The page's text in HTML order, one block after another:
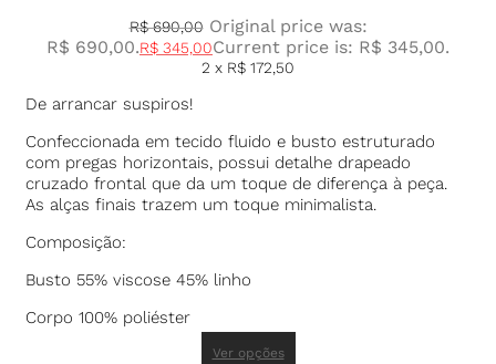
R$690,00 Original price was:
R$ 690,00.R$ 345,00Current price is: R$ 345,00.
2 x R$ 172,50
De arrancar suspiros!
Confeccionada em tecido fluido e busto estruturado
com pregas horizontais, possui detalhe drapeado
cruzado frontal que da um toque de diferença à peça.
As alças finais trazem um toque minimalista.
Composição:
Busto 55% viscose 45% linho
Corpo 100% poliéster
Ver opções